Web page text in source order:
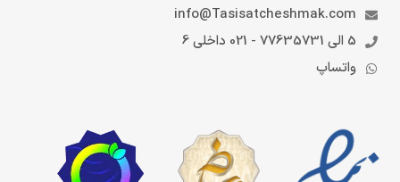
info@Tasisatcheshmak.com
5 الی 77635731 - 021 داخلی 6
واتساپ